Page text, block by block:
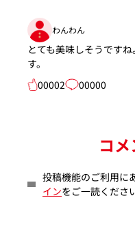
わんわん
とても美味しそうです
す。
00002
00000
コ
投稿機能のご利用に
インをご一読くださ